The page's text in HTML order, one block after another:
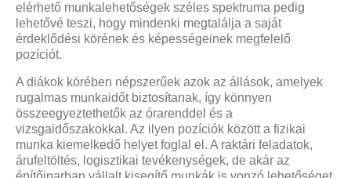
elérhető munkalehetőségek széles spektruma pedig
lehetővé teszi, hogy mindenki megtalálja a saját
érdeklődési körének és képességeinek megfelelő
pozíciót.
A diákok körében népszerűek azok az állások, amelyek
rugalmas munkaidőt biztosítanak, így könnyen
összeegyeztethetők az órarenddel és a
vizsgaidőszakokkal. Az ilyen pozíciók között a fizikai
munka kiemelkedő helyet foglal el. A raktári feladatok,
árufeltöltés, logisztikai tevékenységek, de akár az